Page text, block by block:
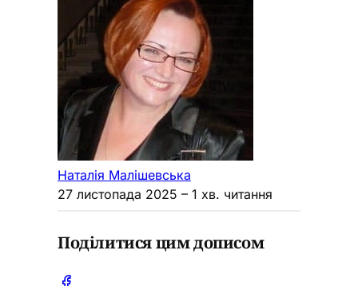
Наталія Малішевська
27 листопада 2025 – 1 хв. читання
Поділитися цим дописом